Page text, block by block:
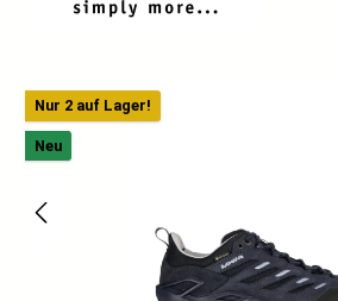
Bildergalerie überspringen
Nur 2 auf Lager!
Neu